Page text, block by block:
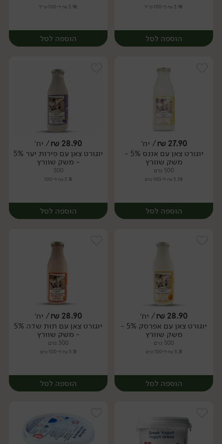
3.98 ₪ ל-100 מ״ל
הוספה לסל
יח׳
3.98 ₪ ל-100 מ״ל
הוספה לסל
יח׳
27.90
₪/ יח׳
יוגורט צאן עם אננס 5% -
משק שוורץ
500 גרם
5.58 ₪ ל-100 גרם
הוספה לסל
יח׳
28.90
₪/ יח׳
יוגורט צאן עם פירות יער 5%
- משק שוורץ
500
5.78 ₪ ל-100
הוספה לסל
יח׳
28.90
₪/ יח׳
יוגורט צאן עם אפרסק 5% -
משק שוורץ
500 גרם
5.78 ₪ ל-100 גרם
הוספה לסל
28.90
₪/ יח׳
יוגורט צאן עם תות שדה 5%
- משק שוורץ
500 גרם
5.78 ₪ ל-100 גרם
הוספה לסל